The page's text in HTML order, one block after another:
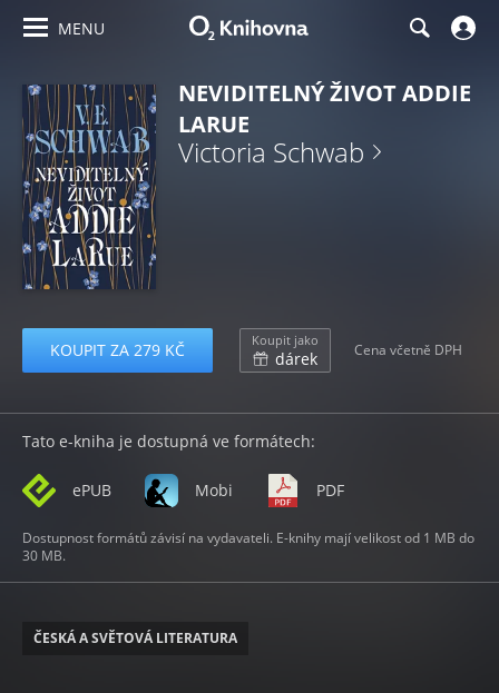
MENU
NEVIDITELNÝ ŽIVOT ADDIE
LARUE
Victoria Schwab
KOUPIT ZA 279 KČ Koupit jako
dárek Cena včetně DPH
Tato e-kniha je dostupná ve formátech:
ePUB Mobi PDF
Dostupnost formátů závisí na vydavateli. E-knihy mají velikost od 1 MB do
30 MB.
ČESKÁ A SVĚTOVÁ LITERATURA